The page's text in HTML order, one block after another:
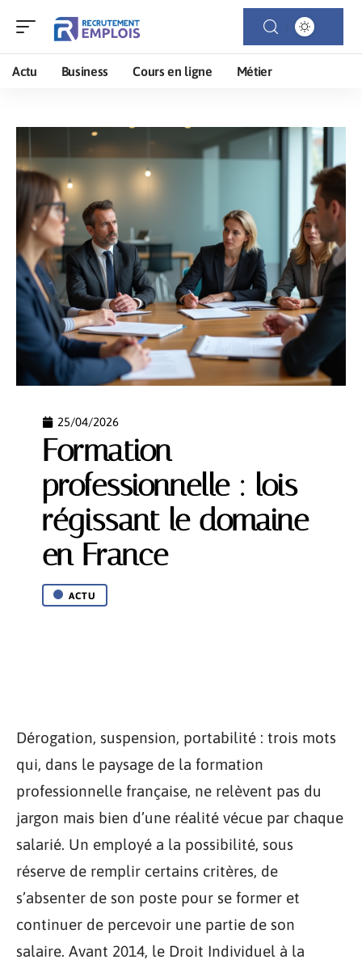
Actu Business Cours en ligne Métier
25/04/2026
Formation
professionnelle : lois
régissant le domaine
en France
ACTU
Dérogation, suspension, portabilité : trois mots
qui, dans le paysage de la formation
professionnelle française, ne relèvent pas du
jargon mais bien d’une réalité vécue par chaque
salarié. Un employé a la possibilité, sous
réserve de remplir certains critères, de
s’absenter de son poste pour se former et
continuer de percevoir une partie de son
salaire. Avant 2014, le Droit Individuel à la